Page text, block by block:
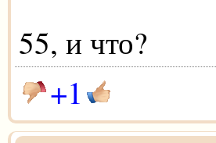
55, и что?
+1